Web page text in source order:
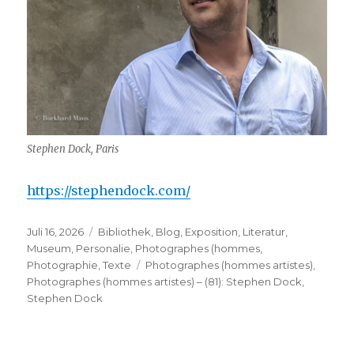
Stephen Dock, Paris
https://stephendock.com/
Veröffentlicht
am
Juli 16, 2026 Kategorien
Bibliothek, Blog, Exposition, Literatur,
Museum, Personalie, Photographes (hommes,
Photographie,Texte Schlagwörter
Photographes (hommes artistes),
Photographes (hommes artistes) – (81): Stephen Dock,
Stephen Dock